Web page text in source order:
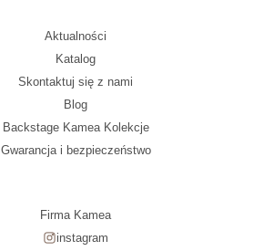
Aktualności
Katalog
Skontaktuj się z nami
Blog
Backstage Kamea Kolekcje
Gwarancja i bezpieczeństwo
Firma Kamea
instagram